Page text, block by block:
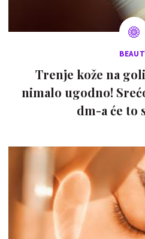
Trenje kože na
nimalo ugodno!
dm-a će to